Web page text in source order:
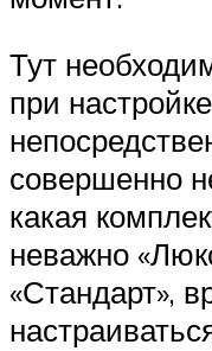
Тут
при
совершенно
какая
неважно
«Стандарт»,